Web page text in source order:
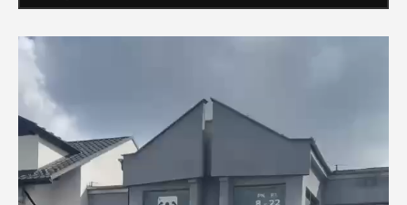
Odtwarzacz